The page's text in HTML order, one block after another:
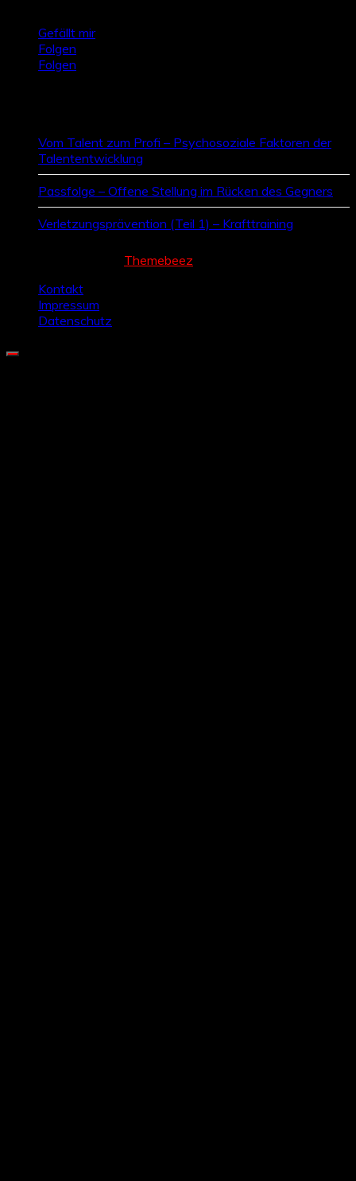
Gefällt mir
Folgen
Folgen
Vom Talent zum Profi – Psychosoziale Faktoren der
Talententwicklung
Passfolge – Offene Stellung im Rücken des Gegners
Verletzungsprävention (Teil 1) – Krafttraining
Themebeez
Kontakt
Impressum
Datenschutz